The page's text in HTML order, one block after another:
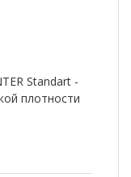
Standart -
плотности